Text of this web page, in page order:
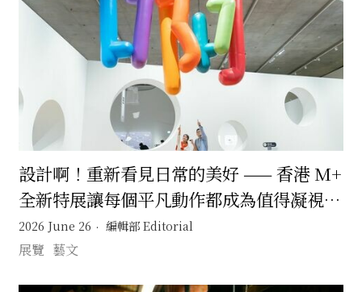
設計啊！重新看見日常的美好 —— 香港 M+
全新特展讓每個平凡動作都成為值得凝視的
生活設計
2026 June 26 編輯部 Editorial
展覽 藝文